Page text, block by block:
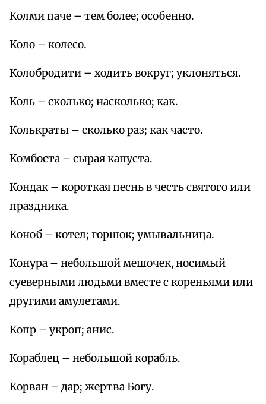
Колми паче – тем более; особенно.
Коло – колесо.
Колобродити – ходить вокруг; уклоняться.
Коль – сколько; насколько; как.
Колькраты – сколько раз; как часто.
Комбоста – сырая капуста.
Кондак – короткая песнь в честь святого или
праздника.
Коноб – котел; горшок; умывальница.
Конура – небольшой мешочек, носимый
суеверными людьми вместе с кореньями или
другими амулетами.
Копр – укроп; анис.
Кораблец – небольшой корабль.
Корван – дар; жертва Богу.